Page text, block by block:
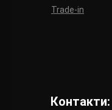
Trade-in
Контакти: